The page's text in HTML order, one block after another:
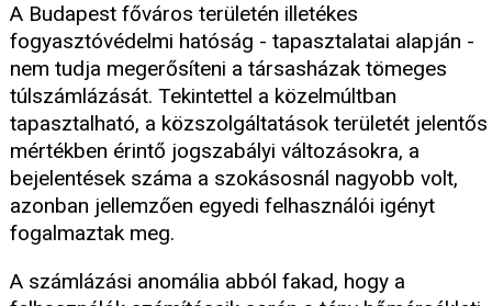
A Budapest főváros területén illetékes
fogyasztóvédelmi hatóság - tapasztalatai alapján -
nem tudja megerősíteni a társasházak tömeges
túlszámlázását. Tekintettel a közelmúltban
tapasztalható, a közszolgáltatások területét jelentős
mértékben érintő jogszabályi változásokra, a
bejelentések száma a szokásosnál nagyobb volt,
azonban jellemzően egyedi felhasználói igényt
fogalmaztak meg.
A számlázási anomália abból fakad, hogy a